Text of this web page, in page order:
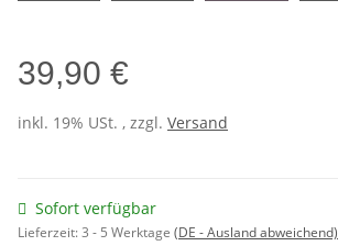
39,90 €
inkl. 19% USt. , zzgl. Versand
Sofort verfügbar
Lieferzeit:3 - 5 Werktage (DE - Ausland abweichend)